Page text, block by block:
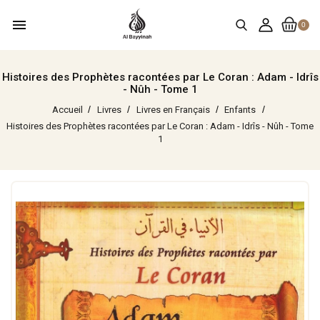
0
menu
Histoires des Prophètes racontées par Le Coran : Adam - Idrîs
- Nûh - Tome 1
Accueil Livres Livres en Français
Enfants
Histoires des Prophètes racontées par Le Coran : Adam - Idrîs - Nûh - Tome
1